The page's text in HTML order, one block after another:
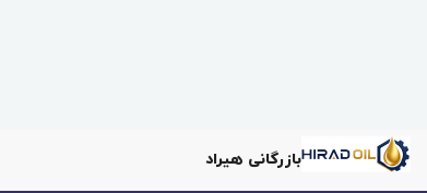
بازرگانی هیراد